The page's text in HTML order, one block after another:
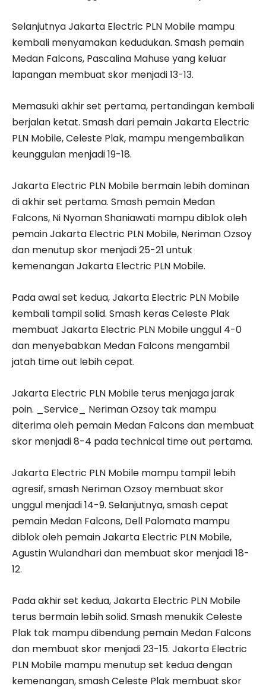
Selanjutnya Jakarta Electric PLN Mobile mampu
kembali menyamakan kedudukan. Smash pemain
Medan Falcons, Pascalina Mahuse yang keluar
lapangan membuat skor menjadi 13-13.
Memasuki akhir set pertama, pertandingan kembali
berjalan ketat. Smash dari pemain Jakarta Electric
PLN Mobile, Celeste Plak, mampu mengembalikan
keunggulan menjadi 19-18.
Jakarta Electric PLN Mobile bermain lebih dominan
di akhir set pertama. Smash pemain Medan
Falcons, Ni Nyoman Shaniawati mampu diblok oleh
pemain Jakarta Electric PLN Mobile, Neriman Ozsoy
dan menutup skor menjadi 25-21 untuk
kemenangan Jakarta Electric PLN Mobile.
Pada awal set kedua, Jakarta Electric PLN Mobile
kembali tampil solid. Smash keras Celeste Plak
membuat Jakarta Electric PLN Mobile unggul 4-0
dan menyebabkan Medan Falcons mengambil
jatah time out lebih cepat.
Jakarta Electric PLN Mobile terus menjaga jarak
poin. _Service_ Neriman Ozsoy tak mampu
diterima oleh pemain Medan Falcons dan membuat
skor menjadi 8-4 pada technical time out pertama.
Jakarta Electric PLN Mobile mampu tampil lebih
agresif, smash Neriman Ozsoy membuat skor
unggul menjadi 14-9. Selanjutnya, smash cepat
pemain Medan Falcons, Dell Palomata mampu
diblok oleh pemain Jakarta Electric PLN Mobile,
Agustin Wulandhari dan membuat skor menjadi 18-
12.
Pada akhir set kedua, Jakarta Electric PLN Mobile
terus bermain lebih solid. Smash menukik Celeste
Plak tak mampu dibendung pemain Medan Falcons
dan membuat skor menjadi 23-15. Jakarta Electric
PLN Mobile mampu menutup set kedua dengan
kemenangan, smash Celeste Plak membuat skor